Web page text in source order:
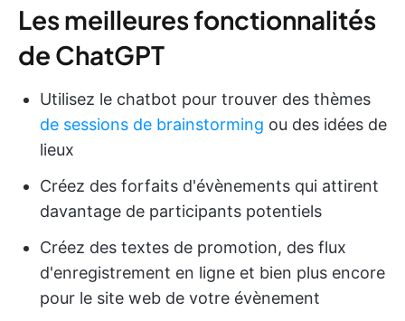
Les meilleures fonctionnalités
de ChatGPT
Utilisez le chatbot pour trouver des thèmes
de sessions de brainstorming ou des idées de
lieux
Créez des forfaits d'évènements qui attirent
davantage de participants potentiels
Créez des textes de promotion, des flux
d'enregistrement en ligne et bien plus encore
pour le site web de votre évènement